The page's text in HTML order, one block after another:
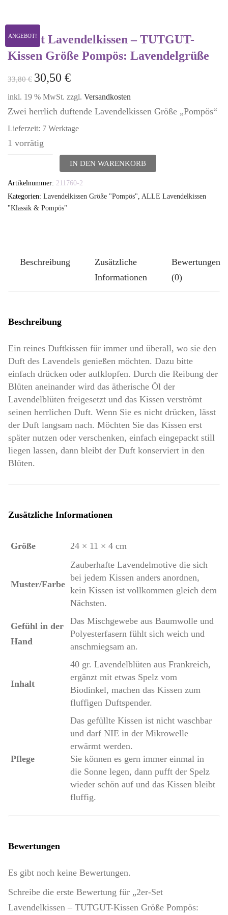
ANGEBOT!
2er-Set Lavendelkissen – TUTGUT-
Kissen Größe Pompös: Lavendelgrüße
33,80€ 30,50 €
inkl. 19 % MwSt. zzgl. Versandkosten
Zwei herrlich duftende Lavendelkissen Größe „Pompös“
Lieferzeit: 7 Werktage
1 vorrätig
Lavendelkissen
-
IN DEN WARENKORB
Artikelnummer: 211760-2
Kategorien: Lavendelkissen Größe "Pompös" ALLE Lavendelkissen
"Klassik & Pompös"
Beschreibung
Zusätzliche
Informationen
Bewertungen
(0)
Beschreibung
Ein reines Duftkissen für immer und überall, wo sie den
Duft des Lavendels genießen möchten. Dazu bitte
einfach drücken oder aufklopfen. Durch die Reibung der
Blüten aneinander wird das ätherische Öl der
Lavendelblüten freigesetzt und das Kissen verströmt
seinen herrlichen Duft. Wenn Sie es nicht drücken, lässt
der Duft langsam nach. Möchten Sie das Kissen erst
später nutzen oder verschenken, einfach eingepackt still
liegen lassen, dann bleibt der Duft konserviert in den
Blüten.
Zusätzliche Informationen
Größe 24 × 11 × 4 cm
Muster/Farbe
Zauberhafte Lavendelmotive die sich
bei jedem Kissen anders anordnen,
kein Kissen ist vollkommen gleich dem
Nächsten.
Gefühl in der
Hand
Das Mischgewebe aus Baumwolle und
Polyesterfasern fühlt sich weich und
anschmiegsam an.
Inhalt
40 gr. Lavendelblüten aus Frankreich,
ergänzt mit etwas Spelz vom
Biodinkel, machen das Kissen zum
fluffigen Duftspender.
Pflege
Das gefüllte Kissen ist nicht waschbar
und darf NIE in der Mikrowelle
erwärmt werden.
Sie können es gern immer einmal in
die Sonne legen, dann pufft der Spelz
wieder schön auf und das Kissen bleibt
fluffig.
Bewertungen
Es gibt noch keine Bewertungen.
Schreibe die erste Bewertung für „2er-Set
Lavendelkissen – TUTGUT-Kissen Größe Pompös: